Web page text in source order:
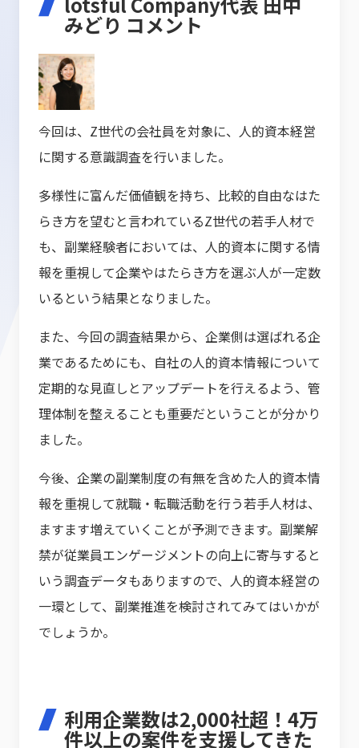
みどり コメント
今回は、Z世代の会社員を対象に、人的資本経営
に関する意識調査を行いました。
多様性に富んだ価値観を持ち、比較的自由なはた
らき方を望むと言われているZ世代の若手人材で
も、副業経験者においては、人的資本に関する情
報を重視して企業やはたらき方を選ぶ人が一定数
いるという結果となりました。
また、今回の調査結果から、企業側は選ばれる企
業であるためにも、自社の人的資本情報について
定期的な見直しとアップデートを行えるよう、管
理体制を整えることも重要だということが分かり
ました。
今後、企業の副業制度の有無を含めた人的資本情
報を重視して就職・転職活動を行う若手人材は、
ますます増えていくことが予測できます。副業解
禁が従業員エンゲージメントの向上に寄与すると
いう調査データもありますので、人的資本経営の
一環として、副業推進を検討されてみてはいかが
でしょうか。
利用企業数は2,000社超！4万
件以上の案件を支援してきた